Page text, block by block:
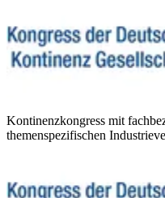
Kontinenzkongress mit
themenspezifischen